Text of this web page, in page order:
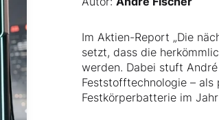
Im Aktien-Report „Die
setzt, dass die
werden. Dabei stuft
Feststofftechnologie –
Festkörperbatterie im